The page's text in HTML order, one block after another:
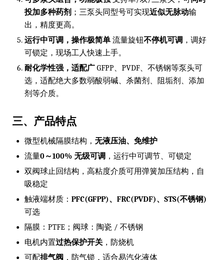
投加多种药剂 ；三泵头同型号可实现近似无脉动输
出，精度更高。
运行中可调，操作极简单 流量旋钮不停机可调 ，调好
可锁定，现场工人快速上手。
耐化学性强，适配广 GFPP、PVDF、不锈钢等泵头可
选，适配绝大多数弱酸弱碱、杀菌剂、阻垢剂、添加
剂等介质。
三、产品特点
微型机械隔膜结构， 无液压油、免维护
流量0～100% 无级可调 ，运行中可调节、可锁定
双阀球止回结构，高粘度介质可用弹簧加压结构，自
吸稳定
触液端材质： PFC(GFPP)、FRC(PVDF)、STS(不锈钢)
可选
隔膜：PTFE；阀球：陶瓷 / 不锈钢
电机内置过热保护开关 ，防烧机
可配排气阀 ，防气锁，适合易汽化液体